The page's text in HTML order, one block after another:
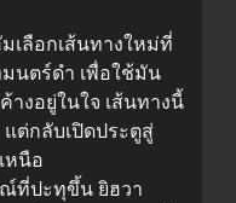
เลือกเส้นทางใหม่ที่
มนตร์ดำ เพื่อใช้มัน
างอยู่ในใจ เส้นทางนี้
ต่กลับเปิดประตูสู่
หนือ
ที่ปะทุขึ้น ยิฮวา